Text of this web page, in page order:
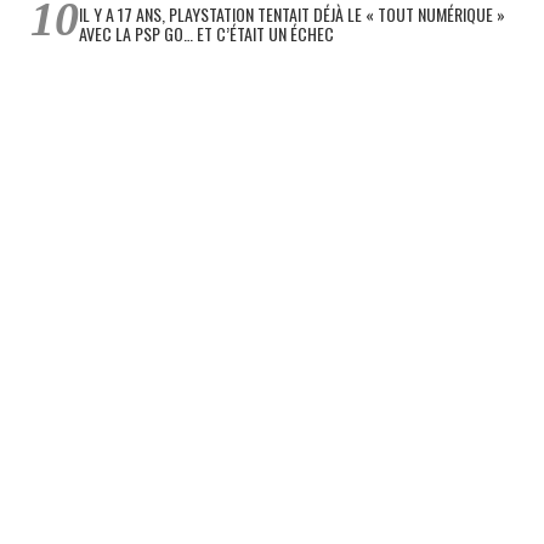
IL Y A 17 ANS, PLAYSTATION TENTAIT DÉJÀ LE « TOUT NUMÉRIQUE »
AVEC LA PSP GO… ET C’ÉTAIT UN ÉCHEC